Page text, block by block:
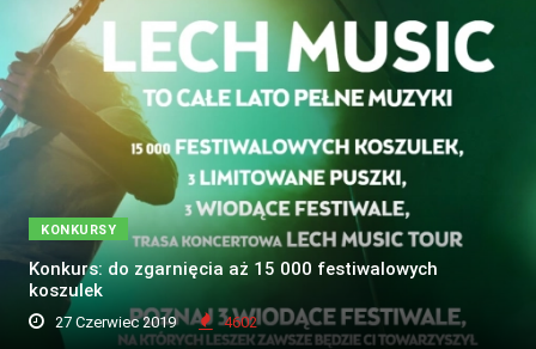
KONKURSY
Konkurs: do zgarnięcia aż 15 000 festiwalowych
koszulek
27 Czerwiec 2019 4602